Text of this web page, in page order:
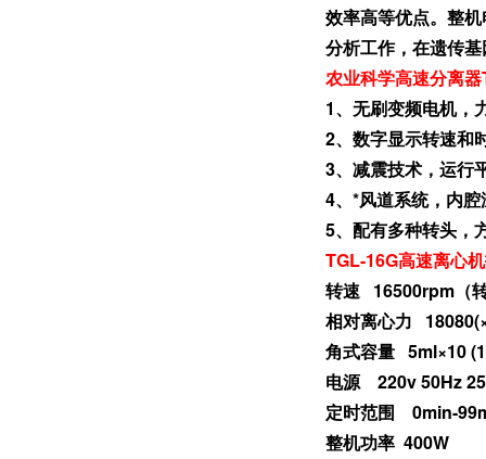
效率高等优点。整
分析工作，在遗传
农业科学高速分离
1、无刷变频电机，
2、数字显示转速和
3、减震技术，运行
4、*风道系统，内
5、配有多种转头，
TGL-16G高速离心
转速 16500rpm（
相对离心力
角式容量 5ml×10
电源 220v 50Hz
定时范围 0min-
整机功率 400W